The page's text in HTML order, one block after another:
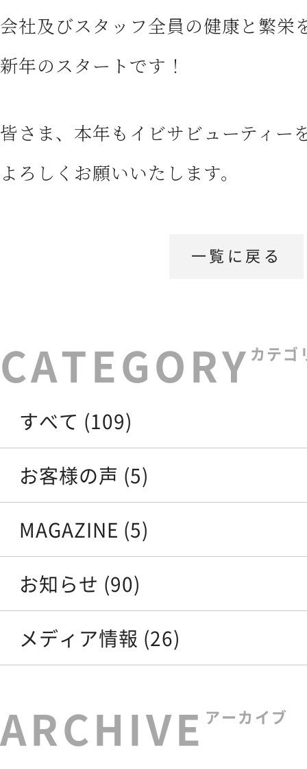
会社及びスタッフ全員の健康と繁栄
新年のスタートです！
皆さま、本年もイビサビューティー
よろしくお願いいたします。
一覧に戻る
カテゴ
すべて (109)
お客様の声 (5)
MAGAZINE (5)
お知らせ (90)
メディア情報 (26)
アーカイブ